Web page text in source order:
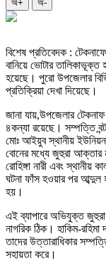
অ+ অ-
বিশেষ প্রতিবেদক :
বানিয়ে ভোটার তালিকাভূক্ত
হয়েছে। পুরো উপজেলার
প্রতিক্রিয়া দেখা দিয়েছে।
জানা যায়,উপজেলার
৪কন্যা রয়েছে। সম্পত্তি
মোঃ আইয়ুব স্থানীয়
বোনের মধ্যে জুহুরা আক্তার
রোহিঙ্গা নারী এবং স্থানীয়
ঘটনা ফাঁস হওয়ার পর আব্দুল
হয়।
এই ব্যাপারে অভিযুক্ত জুহুরা
নাগরিক ঠিক। হাকিম-
তাদের উত্তারাধিকার
সহায়তা করে।